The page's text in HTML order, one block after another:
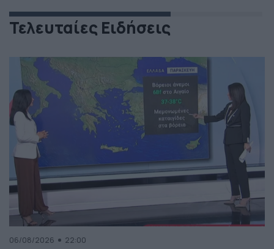
Τελευταίες Ειδήσεις
06/08/2026 22:00